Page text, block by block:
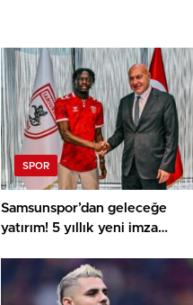
SPOR
Samsunspor’dan geleceğe
yatırım! 5 yıllık yeni imza